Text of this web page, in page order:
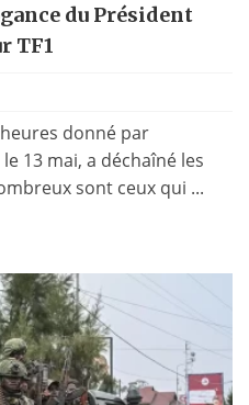
du Président
TF1
donné par
13 mai, a déchaîné les
sont ceux qui ...